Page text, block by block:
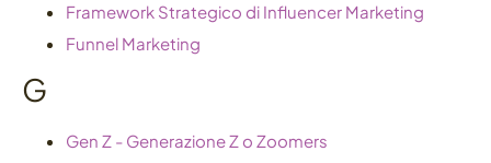
Framework Strategico di Influencer Marketing
Funnel Marketing
G
Gen Z - Generazione Z o Zoomers